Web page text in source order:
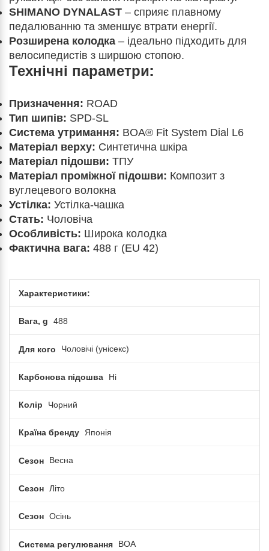
SHIMANO DYNALAST – сприяє плавному
педалюванню та зменшує втрати енергії.
Розширена колодка – ідеально підходить для
велосипедистів з ширшою стопою.
Технічні параметри:
Призначення: ROAD
Тип шипів: SPD-SL
Система утримання: BOA® Fit System Dial L6
Матеріал верху: Синтетична шкіра
Матеріал підошви: ТПУ
Матеріал проміжної підошви: Композит з
вуглецевого волокна
Устілка: Устілка-чашка
Стать: Чоловіча
Особливість: Широка колодка
Фактична вага: 488 г (EU 42)
Характеристики:
Вага, g 488
Для кого Чоловічі (унісекс)
Карбонова підошва Ні
Колір Чорний
Країна бренду Японія
Сезон Весна
Сезон Літо
Сезон Осінь
Система регулювання BOA